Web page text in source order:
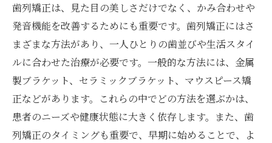
治療法ごとのメリットとデメリット
日吉駅の専門家による治療法の選び方
各治療法の通院頻度と時間
自分に最適な歯列矯正を見つけるための日吉駅
でのステップ
カウンセリングで期待する効果を伝える
歯列矯正は、見た目の美しさだけでなく、かみ合わせや
発音機能を改善するためにも重要です。歯列矯正にはさ
まざまな方法があり、一人ひとりの歯並びや生活スタイ
ルに合わせた治療が必要です。一般的な方法には、金属
製ブラケット、セラミックブラケット、マウスピース矯
正などがあります。これらの中でどの方法を選ぶかは、
患者のニーズや健康状態に大きく依存します。また、歯
列矯正のタイミングも重要で、早期に始めることで、よ